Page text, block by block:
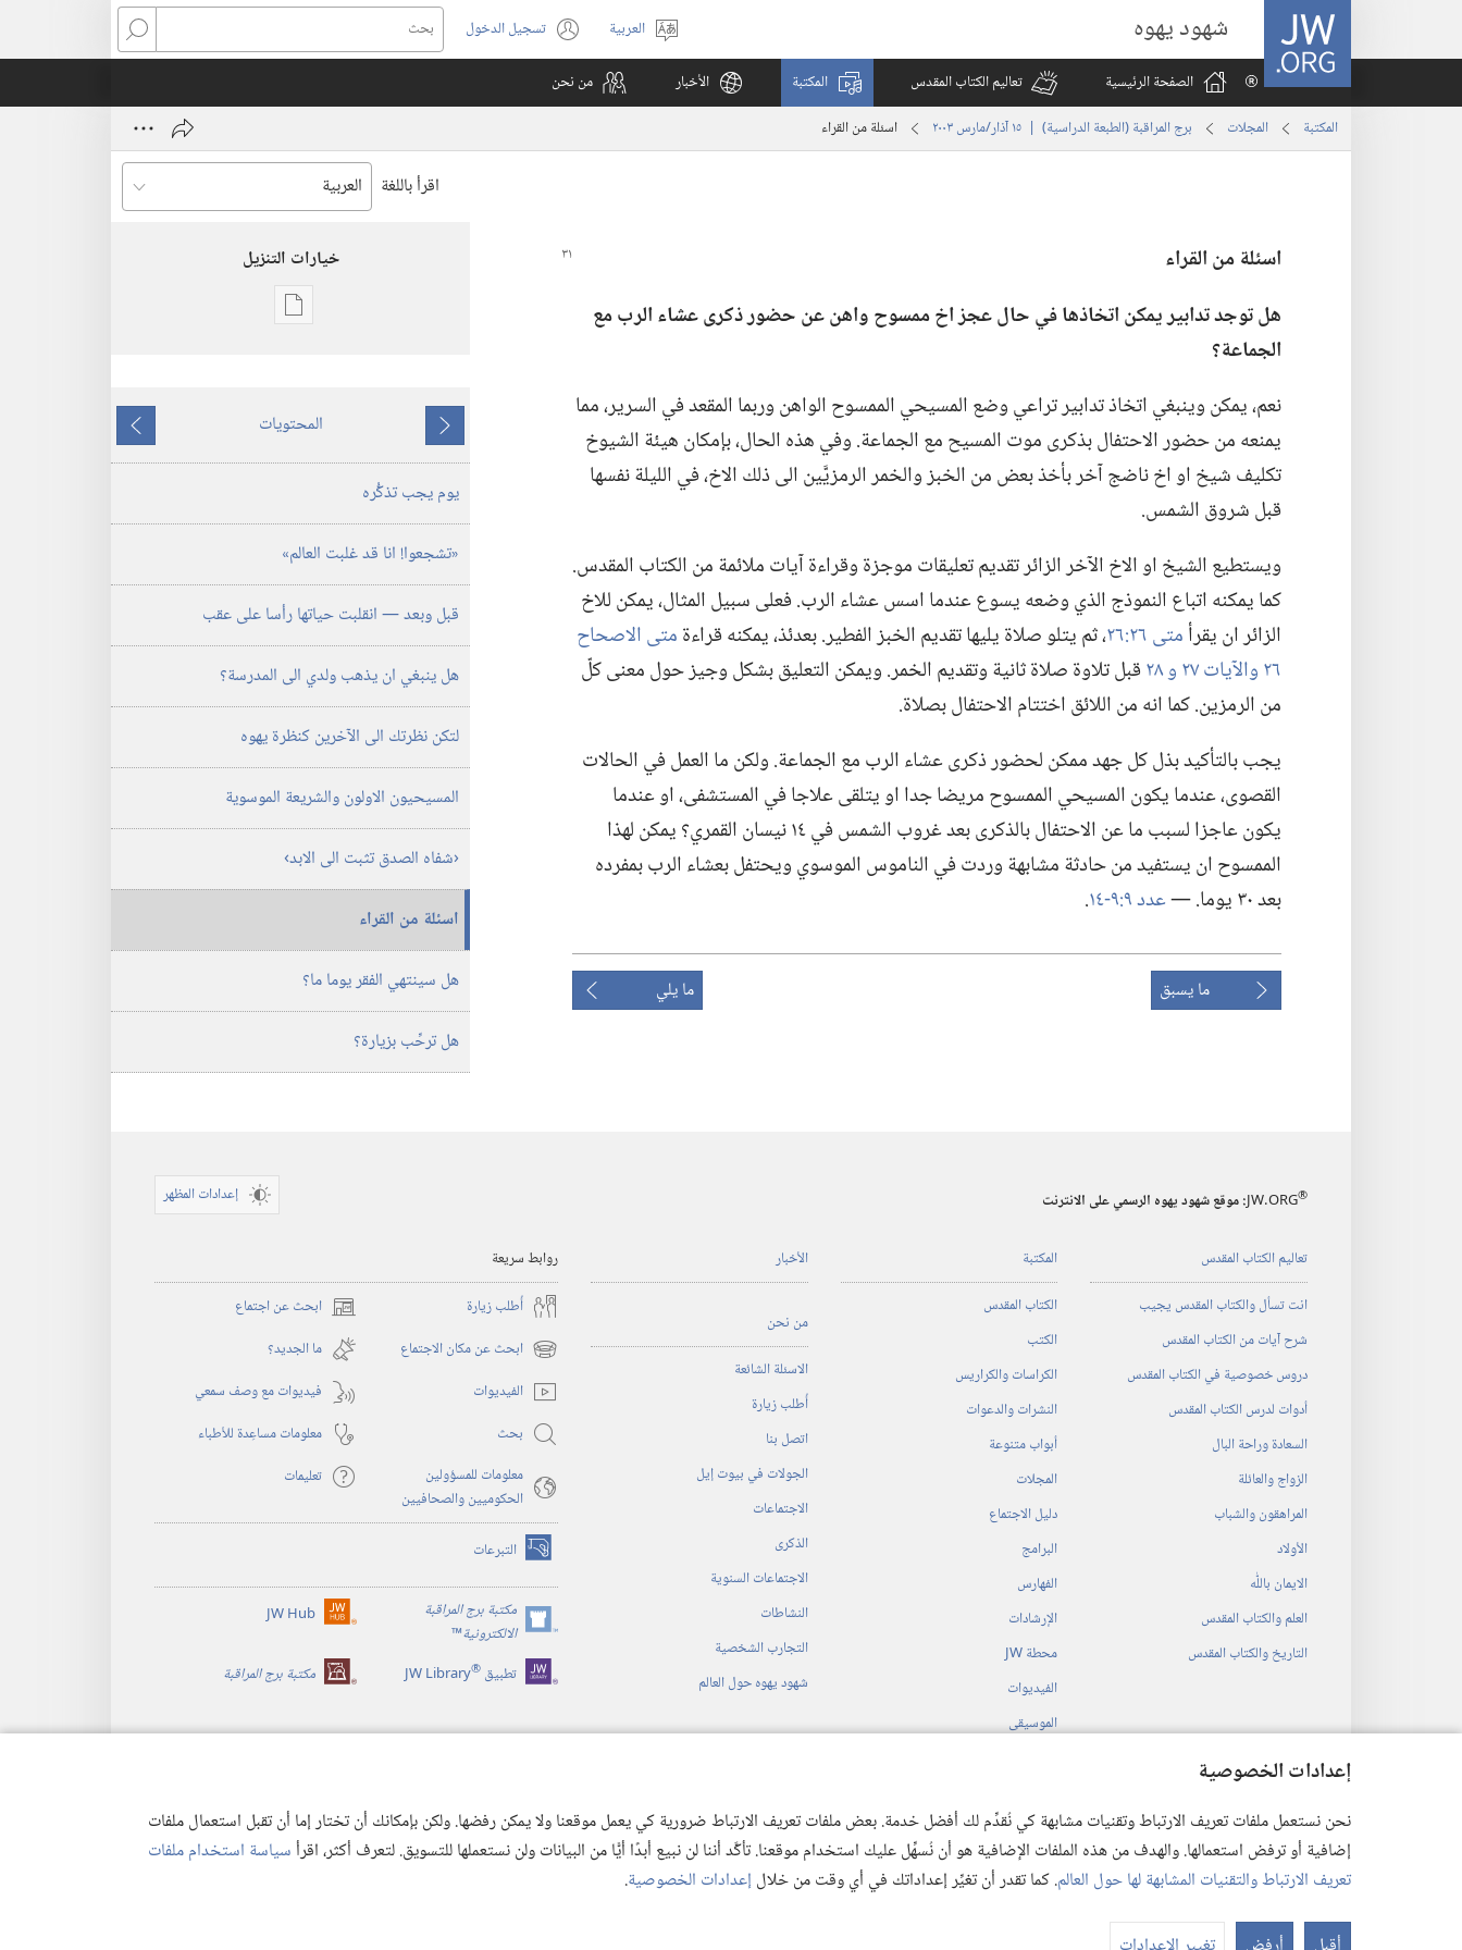
إعدادات الخصوصية
نحن نستعمل ملفات تعريف الارتباط وتقنيات مشابهة كي نُقدِّم لك أفضل خدمة. بعض ملفات تعريف الارتباط ضرورية كي يعمل موقعنا ولا يمكن رفضها. ولكن بإمكانك أن تختار إما أن تقبل استعمال ملفات
إضافية أو ترفض استعمالها. والهدف من هذه الملفات الإضافية هو أن نُسهِّل عليك استخدام موقعنا. تأكَّد أننا لن نبيع أبدًا أيًّا من البيانات ولن نستعملها للتسويق. لتعرف أكثر، اقرأسياسة استخدام ملفات
تعريف الارتباط والتقنيات المشابهة لها حول العالم. كما تقدر أن تغيِّر إعداداتك في أي وقت من خلال إعدادات الخصوصية.
JW.ORG شهود يهوه
اختر
اللغة
العربية تسجيل الدخول
(يفتح
نافذة
بحث
الصفحة الرئيسية
تعاليم الكتاب المقدس المكتبة الأخبار من نحن
المكتبة المجلات برج المراقبة (‏الطبعة الدراسية)‏ | ‏‎١٥‏ ‏‎آذار/مارس‏ ‎٢٠٠٣ اسئلة من القراء
اقرأ باللغة
اسئلة من القراء
هل توجد تدابير يمكن اتخاذهافيحال عجز اخ ممسوح واهن عن حضور ذكرى عشاء الرب مع
الجماعة؟‏
نعم،‏ يمكن وينبغي اتخاذ تدابير تراعي وضع المسيحي الممسوح الواهن وربما المقعد في السرير،‏ مما
يمنعه من حضور الاحتفال بذكرى موت المسيح مع الجماعة.‏ وفي هذه الحال،‏ بإمكان هيئة الشيوخ
تكليف شيخ او اخ ناضج آخر بأخذ بعض من الخبز والخمر الرمزيَّين الى ذلك الاخ،‏ في الليلة نفسها
قبل شروق الشمس.‏
ويستطيع الشيخ او الاخ الآخر الزائر تقديم تعليقات موجزة وقراءة آيات ملائمة من الكتاب المقدس.‏
كما يمكنه اتباع النموذج الذي وضعه يسوع عندما اسس عشاء الرب.‏ فعلى سبيل المثال،‏ يمكن للاخ
الزائر ان يقرأمتى ٢٦:‏٢٦ ‏،‏ ثم يتلو صلاة يليها تقديم الخبز الفطير.‏ بعدئذ،‏ يمكنه قراءةمتى الاصحاح
٢٦ والآيات ٢٧ و ٢٨
قبل تلاوة صلاة ثانية وتقديم الخمر.‏ ويمكن التعليق بشكل وجيز حول معنى كلّ
من الرمزين.‏ كما انه من اللائق اختتام الاحتفال بصلاة.‏
يجب بالتأكيد بذل كل جهد ممكن لحضور ذكرى عشاء الرب مع الجماعة.‏ ولكن ما العمل في الحالات
القصوى،‏ عندما يكون المسيحي الممسوح مريضا جدا او يتلقى علاجا في المستشفى،‏ او عندما
يكون عاجزا لسبب ما عن الاحتفال بالذكرى بعد غروب الشمس في ١٤ نيسان القمري؟‏ يمكن لهذا
الممسوح ان يستفيد من حادثة مشابهة وردت في الناموس الموسوي ويحتفل بعشاء الرب بمفرده
بعد ٣٠ يوما.‏ —‏
عدد ٩:‏٩-‏١٤ ‏.‏
ما يسبق ما يلي
خيارات التنزيل
خيارات
المراقبة
(‏الطبعة
‏‎١٥‏ ‏‎آذار/
مارس‏
‎٢٠٠٣
ما
يسبق
المحتويات
ما
يلي
يوم يجب تذكُّره
‏«تشجعوا!‏ انا قد غلبت العالم»‏
قبل وبعد —‏ انقلبت حياتها رأسا على عقب
هل ينبغي ان يذهب ولدي الى المدرسة؟‏
لتكن نظرتك الى الآخرين كنظرة يهوه
المسيحيون الاولون والشريعة الموسوية
‏‹شفاه الصدق تثبت الى الابد›‏
اسئلة من القراء
هل سينتهي الفقر يوما ما؟‏
هل ترحِّب بزيارة؟‏
JW.ORG® :‏ موقع شهود يهوه الرسمي على الانترنت إعدادات المظهر
تعاليم الكتاب المقدس
انت تسأل والكتاب المقدس يجيب
شرح آيات من الكتاب المقدس
دروس خصوصية في الكتاب المقدس
أدوات لدرس الكتاب المقدس
السعادة وراحة البال
الزواج والعائلة
المراهقون والشباب
الأولاد
الايمان باللّٰه
العلم والكتاب المقدس
التاريخ والكتاب المقدس
المكتبة
الكتاب المقدس
الكتب
الكراسات والكراريس
النشرات والدعوات
أبواب متنوعة
المجلات
دليل الاجتماع
البرامج
الفهارس
الإرشادات
محطة‏ ‏JW
الفيديوات
الموسيقى
الأخبار
من نحن
الاسئلة الشائعة
أُطلب زيارة
اتصل بنا
الجولات في بيوت إيل
الاجتماعات
الذكرى
الاجتماعات السنوية
النشاطات
التجارب الشخصية
شهود يهوه حول العالم
روابط سريعة
أُطلب زيارة
ابحث عن اجتماع (يفتح
نافذة
جديدة)
ابحث عن مكان الاجتماع (يفتح
نافذة
ما الجديد؟‏
الفيديوات
فيديوات مع وصف سمعي
بحث
معلومات مساعِدة للأطباء
معلومات للمسؤولين
الحكوميين والصحافيين
تعليمات
التبرعات (يفتح
نافذة
جديدة) مكتبة برج المراقبة
الالكترونية™
(يفتح
نافذة
جديدة)
JW Hub (يفتح
جديدة)
تطبيق ®
JW Library مكتبة برج المراقبة
© 2026 .Watch Tower Bible and Tract Society of Pennsylvania شروط الاستخدام